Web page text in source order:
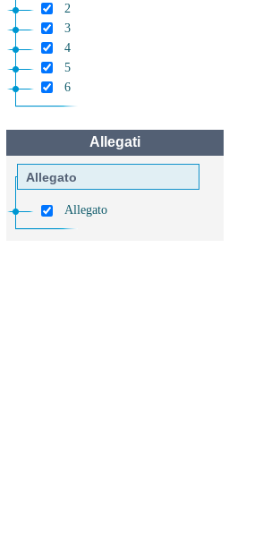
2
3
4
5
6
Allegati
Allegato
Allegato